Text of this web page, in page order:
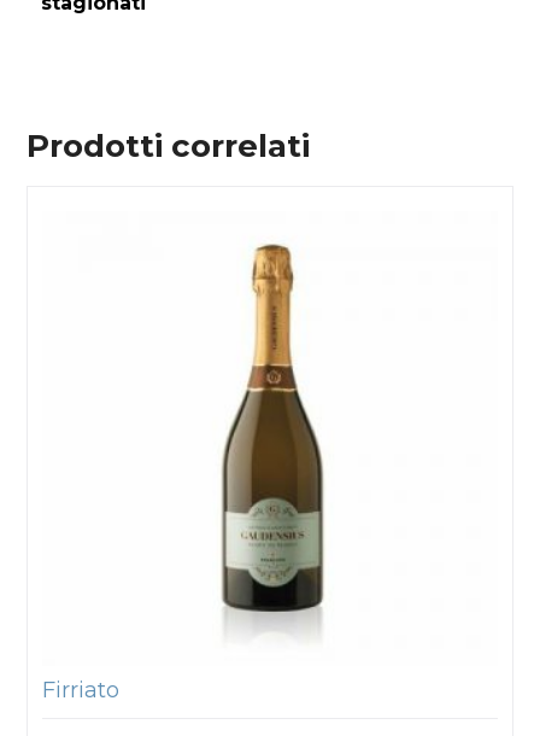
Prodotti correlati
Firriato